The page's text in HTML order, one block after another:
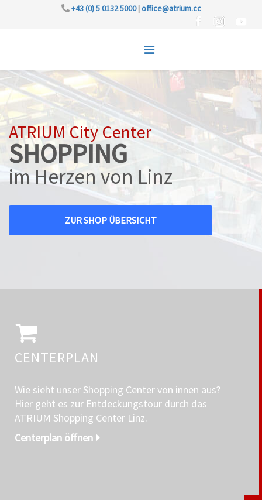
+43 (0) 5 0132 5000|office@atrium.cc
ATRIUM City Center
SHOPPING
im Herzen von Linz
ZUR SHOP ÜBERSICHT
CENTERPLAN
Wie sieht unser Shopping Center von innen aus?
Hier geht es zur Entdeckungstour durch das
ATRIUM Shopping Center Linz.
Centerplan öffnen